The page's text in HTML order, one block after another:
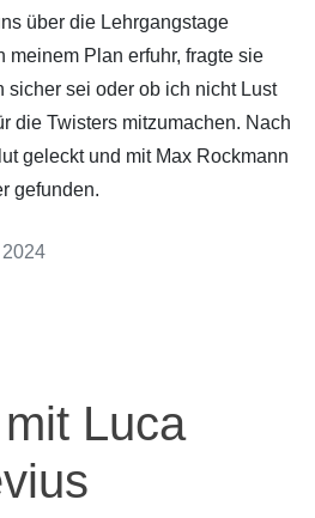
über die Lehrgangstage
meinem Plan erfuhr, fragte sie
sicher sei oder ob ich nicht Lust
die Twisters mitzumachen. Nach
geleckt und mit Max Rockmann
gefunden.
Luca